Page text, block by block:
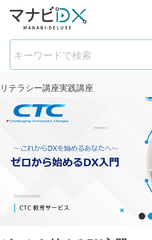
リテラシー講座実践講座